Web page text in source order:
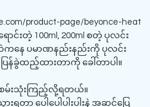
product-page/beyonce-heat
းတဲ့ 100ml, 200ml စတဲ့ ပုလင်း
ေထဲကနေ ပမာဏနည်းနည်းကို ပုလင်း
ပြန်ခွဲထည့်ထားတာကို ခေါ်တာပါ။
မ်းသုံးကြည့်လို့ရတယ်။
ပေါ့ပေါ့ပါးပါးနဲ့ အဆင်ပြေ